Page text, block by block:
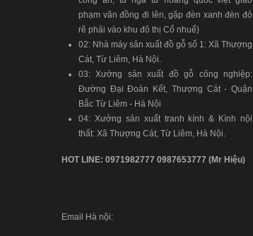
phạm văn đồng đi lên, gặp đèn xanh đèn đỏ
rẽ phải vào khu đô thị Cổ nhuế)
02: Nhà máy sản xuất đồ gỗ số 1: Xã Thượng
Cát, Từ Liêm, Hà Nội.
03: Xưởng sản xuất đồ gỗ công nghiệp:
Đường Đại Đoàn Kết, Thượng Cát - Quận
Bắc Từ Liêm - Hà Nội
04: Xưởng sản xuất tranh kính & Kính nội
thất: Xã Thượng Cát, Từ Liêm, Hà Nội.
HOT LINE: 0971982777 0987653777 (Mr Hiệu)
Email Hà nội: